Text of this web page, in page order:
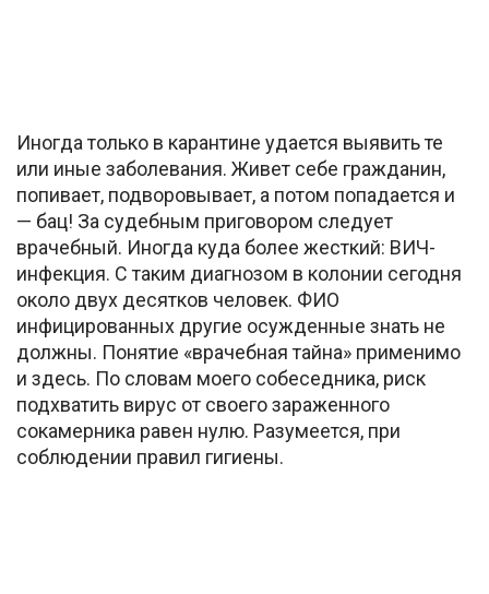
Иногда только в карантине удается выявить те
или иные заболевания. Живет себе гражданин,
попивает, подворовывает, а потом попадается и
— бац! За судебным приговором следует
врачебный. Иногда куда более жесткий: ВИЧ-
инфекция. С таким диагнозом в колонии сегодня
около двух десятков человек. ФИО
инфицированных другие осужденные знать не
должны. Понятие «врачебная тайна» применимо
и здесь. По словам моего собеседника, риск
подхватить вирус от своего зараженного
сокамерника равен нулю. Разумеется, при
соблюдении правил гигиены.